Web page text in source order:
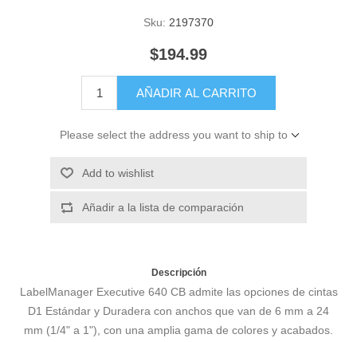
Sku: 2197370
$194.99
AÑADIR AL CARRITO
Please select the address you want to ship to
Add to wishlist
Añadir a la lista de comparación
Descripción
LabelManager Executive 640 CB admite las opciones de cintas
D1 Estándar y Duradera con anchos que van de 6 mm a 24
mm (1/4" a 1"), con una amplia gama de colores y acabados.